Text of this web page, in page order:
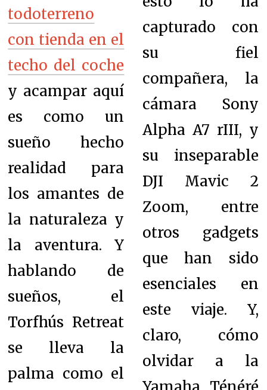
todoterreno
con tienda en el
techo del coche
y acampar aquí
es como un
sueño hecho
realidad para
los amantes de
la naturaleza y
la aventura. Y
hablando de
sueños, el
Torfhús Retreat
se lleva la
palma como el
capturado con
su fiel
compañera, la
cámara Sony
Alpha A7 rIII, y
su inseparable
DJI Mavic 2
Zoom, entre
otros gadgets
que han sido
esenciales en
este viaje. Y,
claro, cómo
olvidar a la